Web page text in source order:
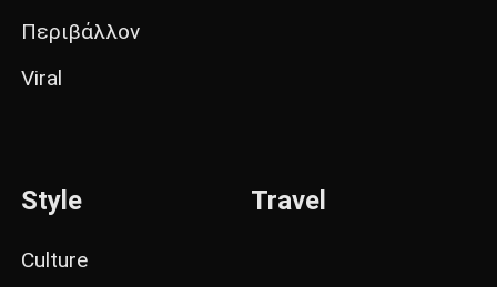
Περιβάλλον
Viral
Style
Culture
Travel